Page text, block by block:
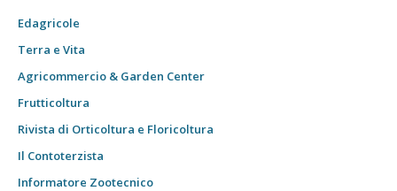
Edagricole
Terra e Vita
Agricommercio & Garden Center
Frutticoltura
Rivista di Orticoltura e Floricoltura
Il Contoterzista
Informatore Zootecnico